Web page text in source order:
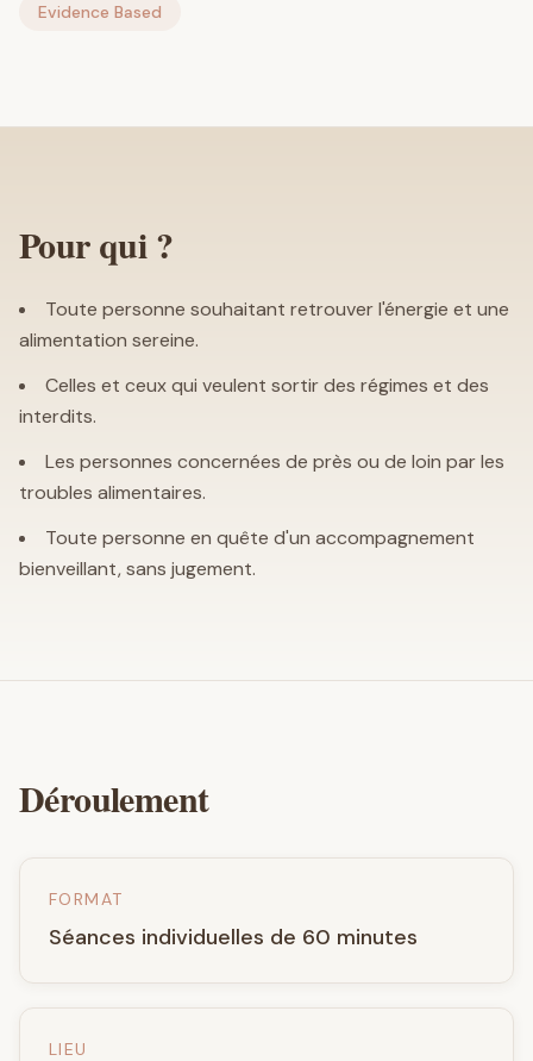
Evidence Based
Pour qui ?
Toute personne souhaitant retrouver l'énergie et une
alimentation sereine.
Celles et ceux qui veulent sortir des régimes et des
interdits.
Les personnes concernées de près ou de loin par les
troubles alimentaires.
Toute personne en quête d'un accompagnement
bienveillant, sans jugement.
Déroulement
FORMAT
Séances individuelles de 60 minutes
LIEU